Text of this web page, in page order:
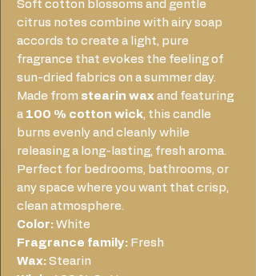
Soft cotton blossoms and gentle
citrus notes combine with airy soap
accords to create a light, pure
fragrance that evokes the feeling of
sun-dried fabrics on a summer day.
Made from stearin wax and featuring
a 100 % cotton wick, this candle
burns evenly and cleanly while
releasing a long-lasting, fresh aroma.
Perfect for bedrooms, bathrooms, or
any space where you want that crisp,
clean atmosphere.
Color: White
Fragrance family: Fresh
Wax: Stearin